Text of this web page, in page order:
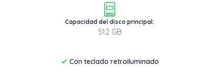
Capacidad del disco principal:
512 GB
✓ Con teclado retroiluminado